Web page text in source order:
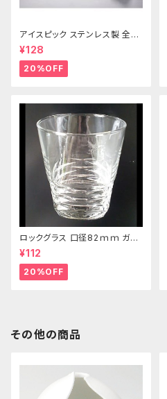
アイスピック ステンレス製 全長
215ｍｍ
¥128
20%OFF
ロックグラス 口径82ｍｍ ガラ
ス製 250cc
¥112
20%OFF
その他の商品